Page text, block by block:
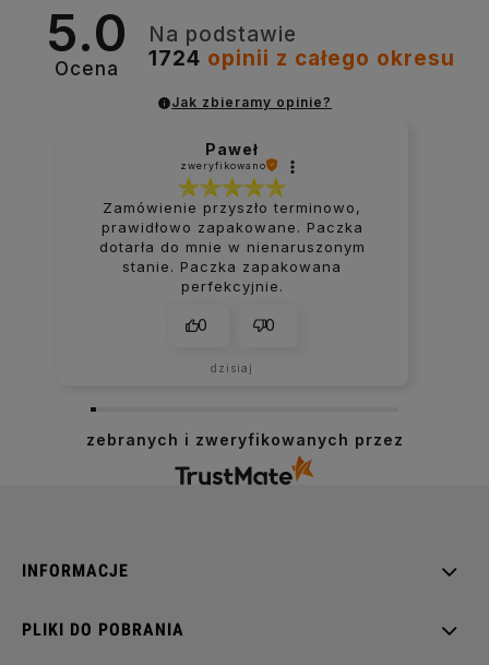
5.0
Ocena
Na podstawie
1724 opinii z całego okresu
Jak zbieramy opinie?
Paweł
zweryfikowano
Zamówienie przyszło terminowo,
prawidłowo zapakowane. Paczka
dotarła do mnie w nienaruszonym
stanie. Paczka zapakowana
perfekcyjnie.
0 0
dzisiaj
zebranych i zweryfikowanych przez
INFORMACJE
PLIKI DO POBRANIA